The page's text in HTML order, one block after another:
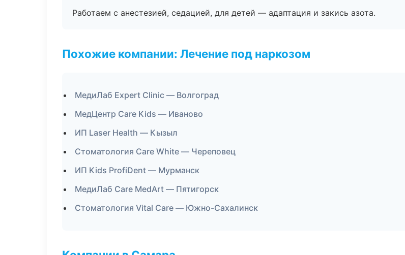
Работаем с анестезией, седацией, для детей — адаптация и закись азота.
Похожие компании: Лечение под наркозом
МедиЛаб Expert Clinic — Волгоград
МедЦентр Care Kids — Иваново
ИП Laser Health — Кызыл
Стоматология Care White — Череповец
ИП Kids ProfiDent — Мурманск
МедиЛаб Care MedArt — Пятигорск
Стоматология Vital Care — Южно-Сахалинск